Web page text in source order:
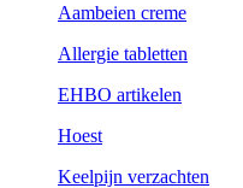
Aambeien creme
Allergie tabletten
EHBO artikelen
Hoest
Keelpijn verzachten